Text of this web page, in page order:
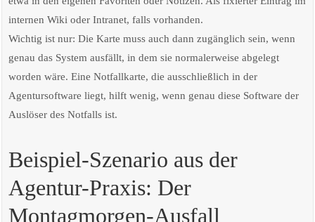
internen Wiki oder Intranet, falls vorhanden.
Wichtig ist nur: Die Karte muss auch dann zugänglich sein, wenn
genau das System ausfällt, in dem sie normalerweise abgelegt
worden wäre. Eine Notfallkarte, die ausschließlich in der
Agentursoftware liegt, hilft wenig, wenn genau diese Software der
Auslöser des Notfalls ist.
Beispiel-Szenario aus der
Agentur-Praxis: Der
Montagmorgen-Ausfall